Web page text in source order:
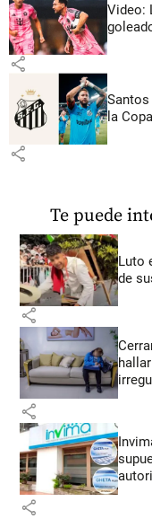
Video:
share
la
share
Te puede
Luto
de
share
share
share